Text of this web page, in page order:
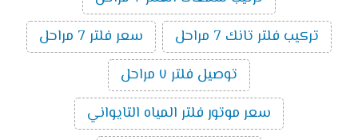
تركيب فلتر تانك 7 مراحل
سعر فلتر 7 مراحل
توصيل فلتر ٧ مراحل
سعر موتور فلتر المياه التايواني